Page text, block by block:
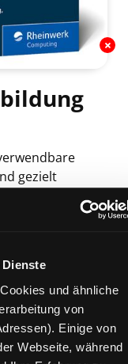
und ähnliche
von
Einige von
Webseite, während
gezielt
m. ; für alle